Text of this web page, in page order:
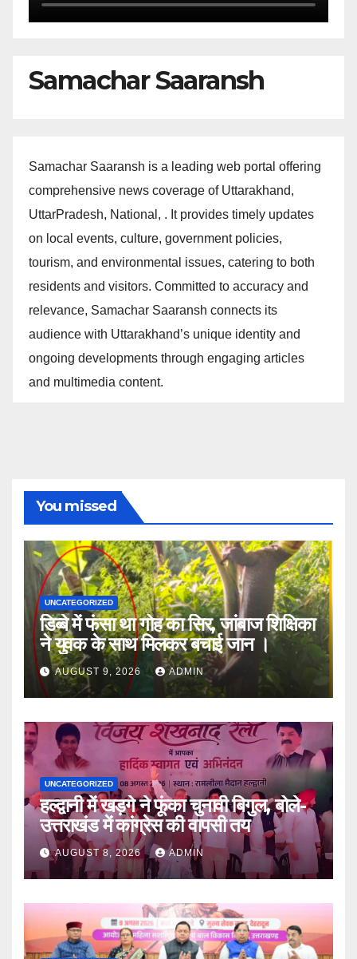
Samachar Saaransh
Samachar Saaransh is a leading web portal offering
comprehensive news coverage of Uttarakhand,
UttarPradesh, National, . It provides timely updates
on local events, culture, government policies,
tourism, and environmental issues, catering to both
residents and visitors. Committed to accuracy and
relevance, Samachar Saaransh connects its
audience with Uttarakhand’s unique identity and
ongoing developments through engaging articles
and multimedia content.
You missed
UNCATEGORIZED
डिब्बे में फंसा था गोह का सिर, जांबाज शिक्षिका
ने युवक के साथ मिलकर बचाई जान ।
AUGUST 9, 2026 ADMIN
UNCATEGORIZED
हल्द्वानी में खड़गे ने फूंका चुनावी बिगुल, बोले-
उत्तराखंड में कांग्रेस की वापसी तय
AUGUST 8, 2026 ADMIN